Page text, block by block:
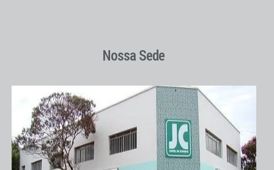
Nossa Sede